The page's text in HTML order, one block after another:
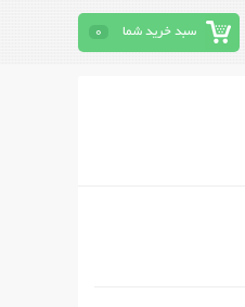
سبد خرید شما 0